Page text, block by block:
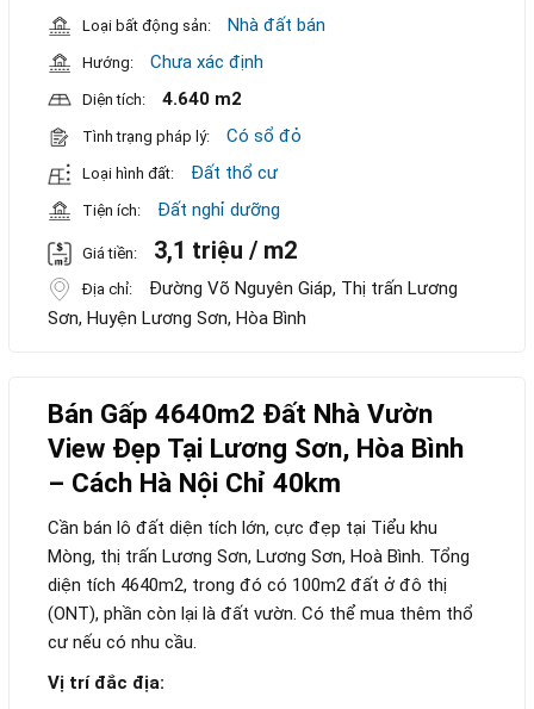
Loại bất động sản: Nhà đất bán
Hướng: Chưa xác định
Diện tích: 4.640 m2
Tình trạng pháp lý: Có sổ đỏ
Loại hình đất: Đất thổ cư
Tiện ích: Đất nghỉ dưỡng
Giá tiền: 3,1 triệu / m2
Địa chỉ:
Đường Võ Nguyên Giáp, Thị trấn Lương
Sơn, Huyện Lương Sơn, Hòa Bình
Bán Gấp 4640m2 Đất Nhà Vườn
View Đẹp Tại Lương Sơn, Hòa Bình
– Cách Hà Nội Chỉ 40km
Cần bán lô đất diện tích lớn, cực đẹp tại Tiểu khu
Mòng, thị trấn Lương Sơn, Lương Sơn, Hoà Bình. Tổng
diện tích 4640m2, trong đó có 100m2 đất ở đô thị
(ONT), phần còn lại là đất vườn. Có thể mua thêm thổ
cư nếu có nhu cầu.
Vị trí đắc địa: